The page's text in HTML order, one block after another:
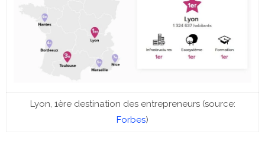
Lyon, 1ère destination des entrepreneurs (source:
Forbes)